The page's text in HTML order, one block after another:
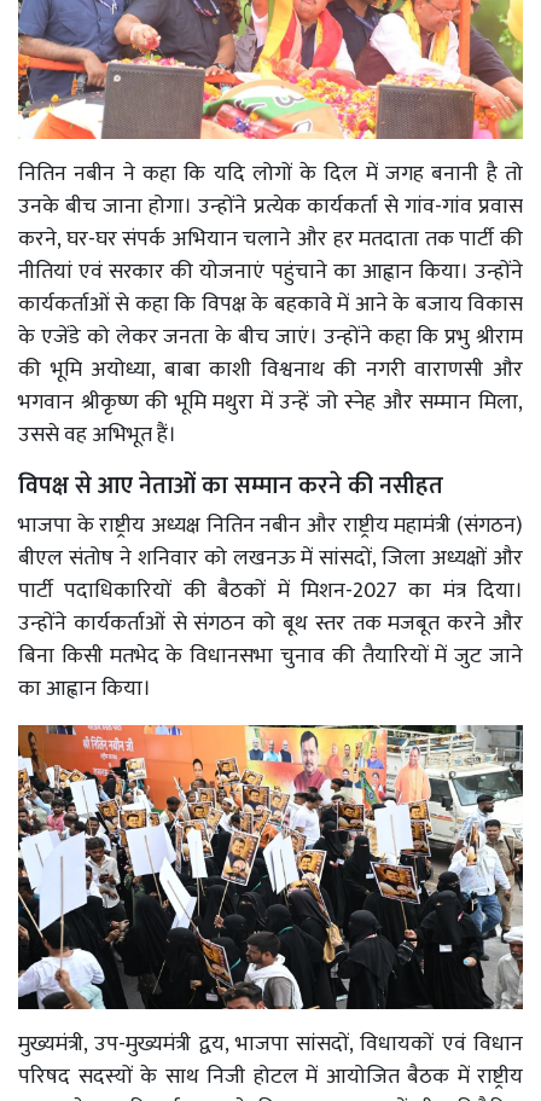
नितिन नबीन ने कहा कि यदि लोगों के दिल में जगह बनानी है तो
उनके बीच जाना होगा। उन्होंने प्रत्येक कार्यकर्ता से गांव-गांव प्रवास
करने, घर-घर संपर्क अभियान चलाने और हर मतदाता तक पार्टी की
नीतियां एवं सरकार की योजनाएं पहुंचाने का आह्वान किया। उन्होंने
कार्यकर्ताओं से कहा कि विपक्ष के बहकावे में आने के बजाय विकास
के एजेंडे को लेकर जनता के बीच जाएं। उन्होंने कहा कि प्रभु श्रीराम
की भूमि अयोध्या, बाबा काशी विश्वनाथ की नगरी वाराणसी और
भगवान श्रीकृष्ण की भूमि मथुरा में उन्हें जो स्नेह और सम्मान मिला,
उससे वह अभिभूत हैं।
विपक्ष से आए नेताओं का सम्मान करने की नसीहत
भाजपा के राष्ट्रीय अध्यक्ष नितिन नबीन और राष्ट्रीय महामंत्री (संगठन)
बीएल संतोष ने शनिवार को लखनऊ में सांसदों, जिला अध्यक्षों और
पार्टी पदाधिकारियों की बैठकों में मिशन-2027 का मंत्र दिया।
उन्होंने कार्यकर्ताओं से संगठन को बूथ स्तर तक मजबूत करने और
बिना किसी मतभेद के विधानसभा चुनाव की तैयारियों में जुट जाने
का आह्वान किया।
मुख्यमंत्री, उप-मुख्यमंत्री द्वय, भाजपा सांसदों, विधायकों एवं विधान
परिषद सदस्यों के साथ निजी होटल में आयोजित बैठक में राष्ट्रीय